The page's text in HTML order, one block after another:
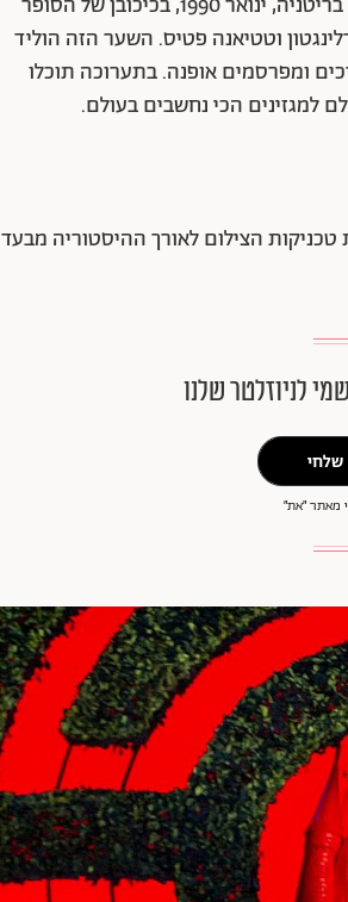
וטטיאנה פטיס. השער הזה הוליד
ומפרסמים אופנה. בתערוכה תוכלו
הצילום לאורך ההיסטוריה מבעד
לניוזלטר שלנו
שלחי
מאתר ״את״